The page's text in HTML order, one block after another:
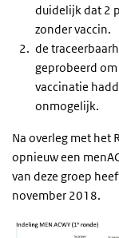
duidelijk dat 2
zonder vaccin.
de
geprobeerd
vaccinatie
onmogelijk.
Na overleg met het
opnieuw een
van deze groep
november 2018.